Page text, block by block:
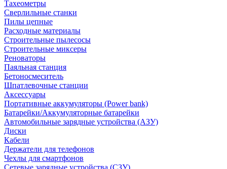
Тахеометры
Сверлильные станки
Пилы цепные
Расходные материалы
Строительные пылесосы
Строительные миксеры
Реноваторы
Паяльная станция
Бетоносмеситель
Шпатлевочные станции
Аксессуары
Портативные аккумуляторы (Power bank)
Батарейки/Аккумуляторные батарейки
Автомобильные зарядные устройства (АЗУ)
Диски
Кабели
Держатели для телефонов
Чехлы для смартфонов
Сетевые зарядные устройства (СЗУ)